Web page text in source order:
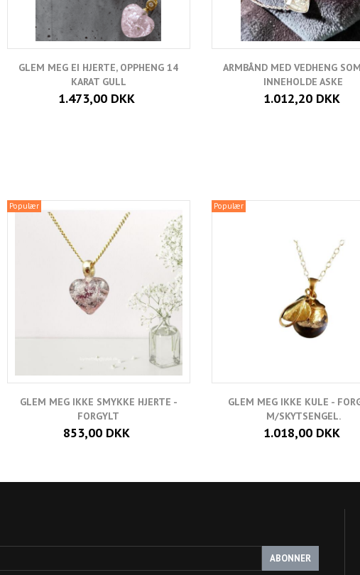
GLEM MEG EI HJERTE, OPPHENG 14
KARAT GULL
1.473,00 DKK
ARMBÅND MED VEDHENG
INNEHOLDE ASKE
1.012,20 DKK
Populær
GLEM MEG IKKE SMYKKE HJERTE -
FORGYLT
853,00 DKK
Populær
GLEM MEG IKKE KULE -
M/SKYTSENGEL.
1.018,00 DKK
ABONNER